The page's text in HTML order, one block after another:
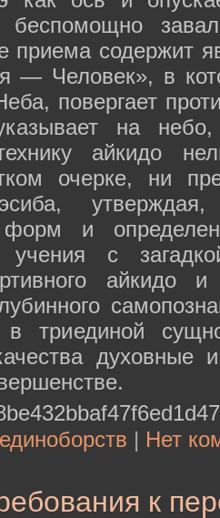
беспомощно
приема содержит
Человек», в
повергает
на
айкидо
очерке, ни
форм и
учения с
айкидо
триединой
духовные
| Нет
к